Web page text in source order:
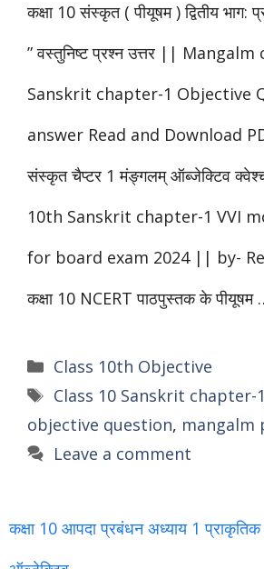
कक्षा 10 संस्कृत ( पीयूषम ) द्वितीय भाग:
” वस्तुनिष्ट प्रश्न उत्तर || Mangalm
Sanskrit chapter-1 Objective
answer Read and Download
संस्कृत चैप्टर 1 मंङ्गलम् ऑब्जेक्टिव
10th Sanskrit chapter-1 VVI
for board exam 2024 || by-
कक्षा 10 NCERT पाठपुस्तक के पीयूषम
Categories
Class 10th Objective
Tags
Class 10 Sanskrit chapter-1
objective question, mangalm
Leave a comment
कक्षा 10 आपदा प्रबंधन अध्याय 1